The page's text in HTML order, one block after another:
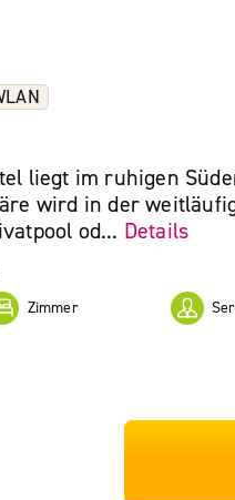
liegt im ruhigen
wird in der
od... Details
Zimmer